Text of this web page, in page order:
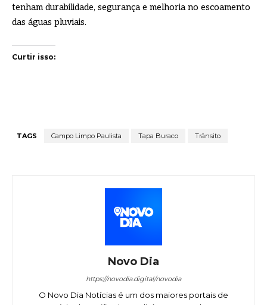
tenham durabilidade, segurança e melhoria no escoamento
das águas pluviais.
Curtir isso:
TAGS Campo Limpo Paulista Tapa Buraco Trânsito
Novo Dia
https://novodia.digital/novodia
O Novo Dia Notícias é um dos maiores portais de